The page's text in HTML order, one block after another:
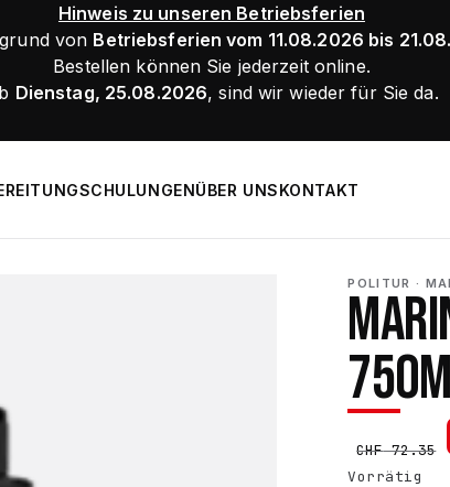
Hinweis zu unseren Betriebsferien
von Betriebsferien vom 11.08.2026 bis
Bestellen können Sie jederzeit online.
Dienstag, 25.08.2026, sind wir wieder für Sie da.
SCHULUNGENÜBER UNSKONTAKT
POLITUR ·
CHF72.35
Vorrätig